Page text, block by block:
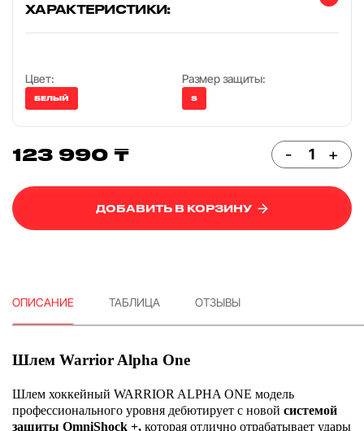
ХАРАКТЕРИСТИКИ:
Цвет:
БЕЛЫЙ
Размер защиты:
S
123 990 ₸ - +
ДОБАВИТЬ В КОРЗИНУ
ОПИСАНИЕ ТАБЛИЦА ОТЗЫВЫ
Шлем Warrior Alpha One
Шлем хоккейный WARRIOR ALPHA ONE модель
профессионального уровня дебютирует с новой системой
защиты OmniShock +, которая отлично отрабатывает удары